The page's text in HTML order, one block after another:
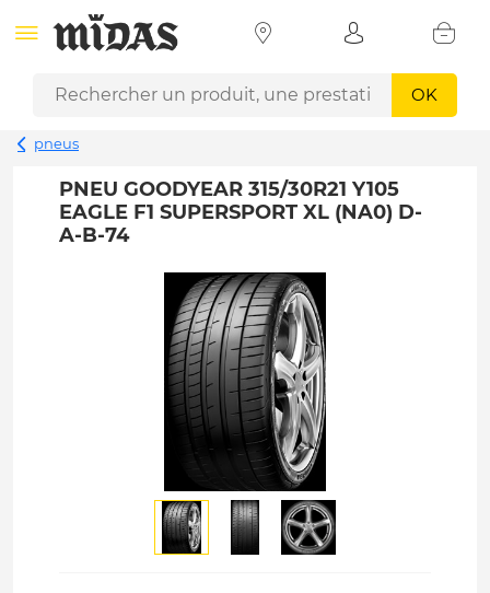
OK
pneus
PNEU GOODYEAR 315/30R21 Y105
EAGLE F1 SUPERSPORT XL (NA0) D-
A-B-74